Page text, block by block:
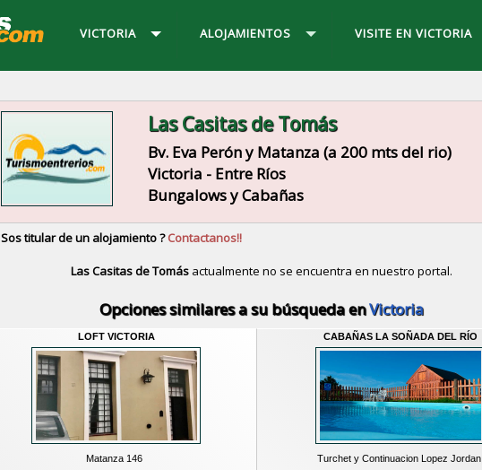
VICTORIA ALOJAMIENTOS VISITE EN VICTORIA
Las Casitas de Tomás
Bv. Eva Perón y Matanza (a 200 mts del rio)
Victoria - Entre Ríos
Bungalows y Cabañas
Sos titular de un alojamiento ?Contactanos!!
Las Casitas de Tomás actualmente no se encuentra en nuestro portal.
Opciones similares a su búsqueda enVictoria
LOFT VICTORIA
Matanza 146
CABAÑAS LA SOÑADA DEL RÍO
Turchet y Continuacion Lopez Jordan